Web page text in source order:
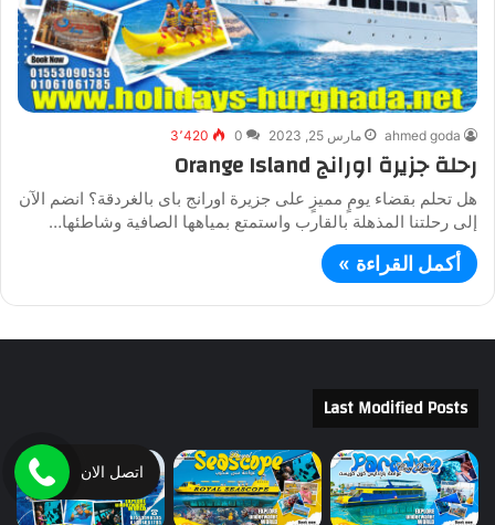
ahmed goda مارس 25, 2023 0 3٬420
رحلة جزيرة اورانج Orange Island
هل تحلم بقضاء يومٍ مميزٍ على جزيرة اورانج باى بالغردقة؟ انضم الآن
إلى رحلتنا المذهلة بالقارب واستمتع بمياهها الصافية وشاطئها…
أكمل القراءة »
Last Modified Posts
اتصل الان